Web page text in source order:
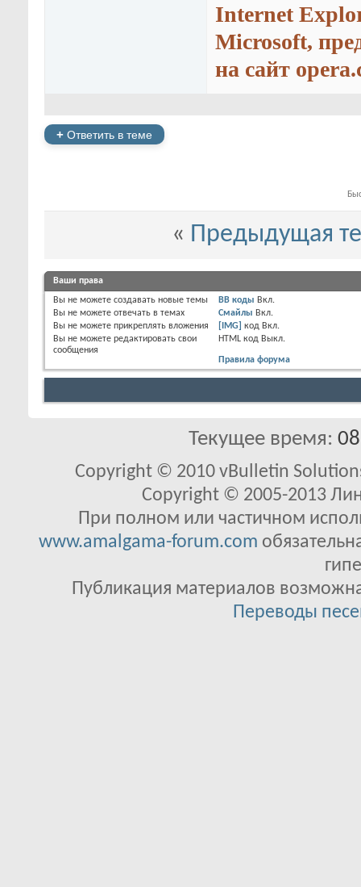
Internet
Microsoft,
на сайт
+ Ответить в теме
« Предыдущая
Ваши права
Вы не можете создавать новые темы
Вы не можете отвечать в темах
Вы не можете прикреплять вложения
Вы не можете редактировать свои
сообщения
BB коды Вкл.
Смайлы Вкл.
[IMG] код Вкл.
HTML код Выкл.
Правила форума
Текущее время:
Copyright © 2010 vBulletin
Copyright © 2005-2013
При полном или частичном
www.amalgama-forum.com
Публикация материалов
Переводы